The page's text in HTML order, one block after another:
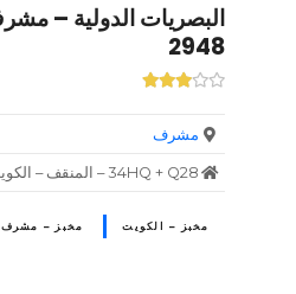
2948
مشرف
34HQ + Q28 – المنقف – الكويت –
مخبز – الكويت مخبز – مشرف